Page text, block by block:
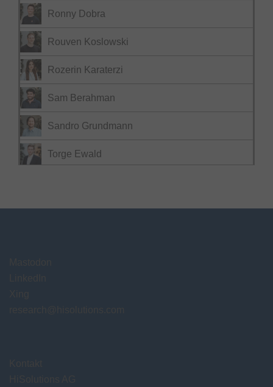
Ronny Dobra
Rouven Koslowski
Rozerin Karaterzi
Sam Berahman
Sandro Grundmann
Torge Ewald